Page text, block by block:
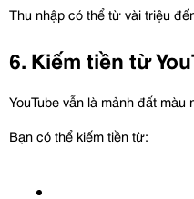
Thu nhập có thể từ vài triệu
6. Kiếm tiền từ
YouTube vẫn là mảnh đất
Bạn có thể kiếm tiền từ: